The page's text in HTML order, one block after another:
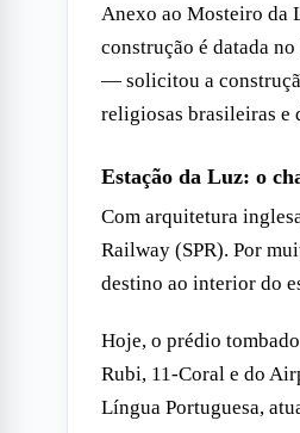
Anexo ao Mosteiro da
construção é datada
— solicitou a
religiosas brasileiras e
Estação da Luz: o
Com arquitetura
Railway (SPR). Por
destino ao interior do
Hoje, o prédio
Rubi, 11-Coral e do
Língua Portuguesa,